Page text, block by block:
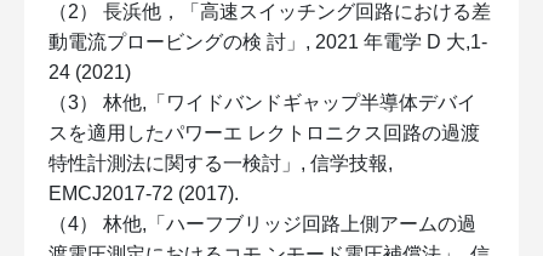
（2） 長浜他，「高速スイッチング回路における差
動電流プロービングの検 討」, 2021 年電学 D 大,1-
24 (2021)
（3） 林他,「ワイドバンドギャップ半導体デバイ
スを適用したパワーエ レクトロニクス回路の過渡
特性計測法に関する一検討」, 信学技報,
EMCJ2017-72 (2017).
（4） 林他,「ハーフブリッジ回路上側アームの過